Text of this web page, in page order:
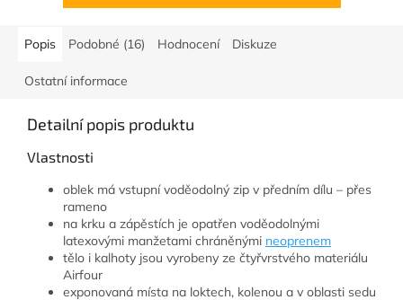
Popis Podobné (16) Hodnocení Diskuze
Ostatní informace
Detailní popis produktu
Vlastnosti
oblek má vstupní voděodolný zip v předním dílu – přes
rameno
na krku a zápěstích je opatřen voděodolnými
latexovými manžetami chráněnými neoprenem
tělo i kalhoty jsou vyrobeny ze čtyřvrstvého materiálu
Airfour
exponovaná místa na loktech, kolenou a v oblasti sedu